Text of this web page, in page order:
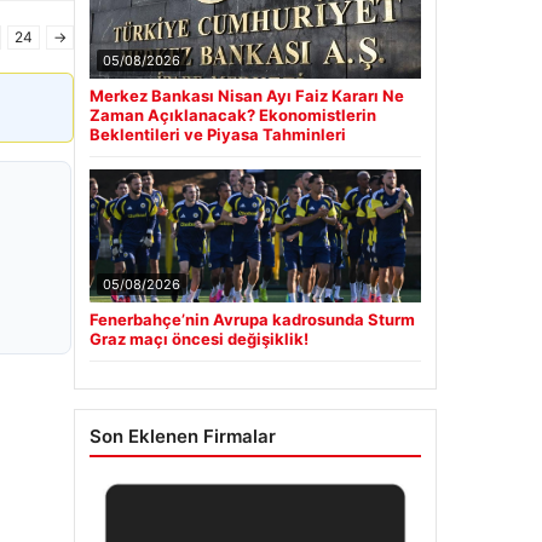
24 →
05/08/2026
Merkez Bankası Nisan Ayı Faiz Kararı Ne
Zaman Açıklanacak? Ekonomistlerin
Beklentileri ve Piyasa Tahminleri
05/08/2026
Fenerbahçe’nin Avrupa kadrosunda Sturm
Graz maçı öncesi değişiklik!
Son Eklenen Firmalar